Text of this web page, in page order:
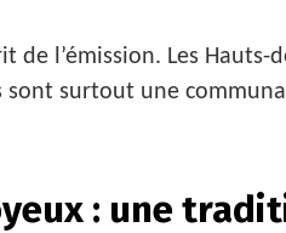
l’émission. Les Hauts-
surtout une
: une